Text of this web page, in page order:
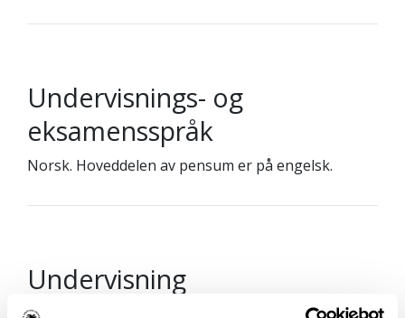
Undervisnings- og
eksamensspråk
Norsk. Hoveddelen av pensum er på engelsk.
Undervisning
Undervisningen består av forelesninger der